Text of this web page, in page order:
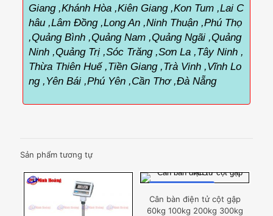
Giang ,Khánh Hòa ,Kiên Giang ,Kon Tum ,Lai C
hâu ,Lâm Đồng ,Long An ,Ninh Thuận ,Phú Thọ
,Quảng Bình ,Quảng Nam ,Quảng Ngãi ,Quảng
Ninh ,Quảng Trị ,Sóc Trăng ,Sơn La ,Tây Ninh ,
Thừa Thiên Huế ,Tiền Giang ,Trà Vinh ,Vĩnh Lo
ng ,Yên Bái ,Phú Yên ,Cần Thơ ,Đà Nẵng
Sản phẩm tương tự
Cân bàn điện tử cột gập
60kg 100kg 200kg 300kg